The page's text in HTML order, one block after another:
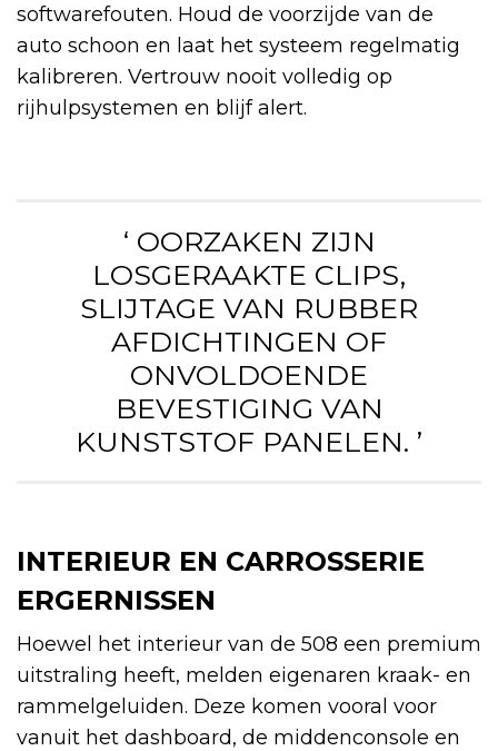
softwarefouten. Houd de voorzijde van de
auto schoon en laat het systeem regelmatig
kalibreren. Vertrouw nooit volledig op
rijhulpsystemen en blijf alert.
‘ OORZAKEN ZIJN
LOSGERAAKTE CLIPS,
SLIJTAGE VAN RUBBER
AFDICHTINGEN OF
ONVOLDOENDE
BEVESTIGING VAN
KUNSTSTOF PANELEN. ’
INTERIEUR EN CARROSSERIE
ERGERNISSEN
Hoewel het interieur van de 508 een premium
uitstraling heeft, melden eigenaren kraak- en
rammelgeluiden. Deze komen vooral voor
vanuit het dashboard, de middenconsole en